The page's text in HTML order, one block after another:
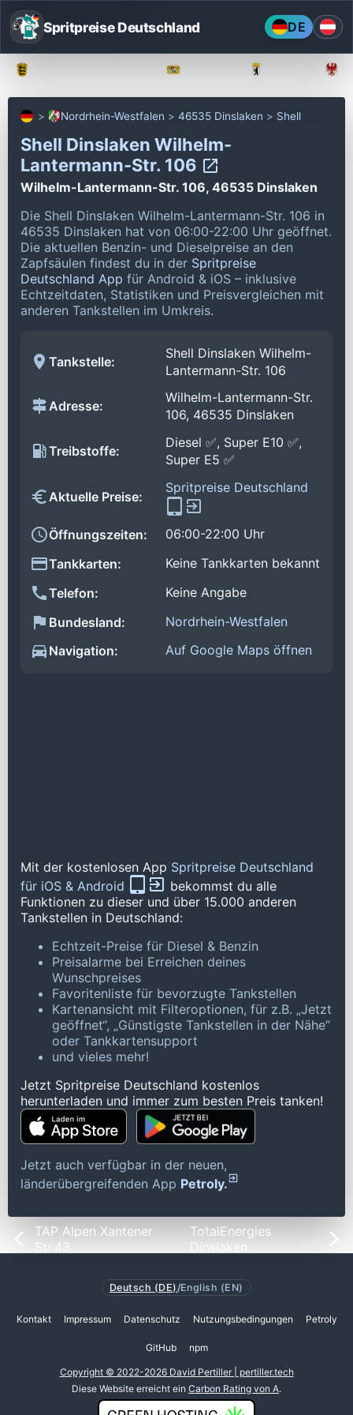
Spritpreise Deutschland DE
Nordrhein-Westfalen 46535 Dinslaken Shell
Shell Dinslaken Wilhelm-
Lantermann-Str. 106
Wilhelm-Lantermann-Str. 106, 46535 Dinslaken
Die Shell Dinslaken Wilhelm-Lantermann-Str. 106 in
46535 Dinslaken hat von 06:00-22:00 Uhr geöffnet.
Die aktuellen Benzin- und Dieselpreise an den
Zapfsäulen findest du in der Spritpreise
Deutschland App für Android & iOS – inklusive
Echtzeitdaten, Statistiken und Preisvergleichen mit
anderen Tankstellen im Umkreis.
Tankstelle:
Shell Dinslaken Wilhelm-
Lantermann-Str. 106
Adresse:
Wilhelm-Lantermann-Str.
106, 46535 Dinslaken
Treibstoffe:
Diesel ✅, Super E10 ✅,
Super E5 ✅
Aktuelle Preise:
Spritpreise Deutschland
Öffnungszeiten:
06:00-22:00 Uhr
Tankkarten:
Keine Tankkarten bekannt
Telefon:
Keine Angabe
Bundesland:
Nordrhein-Westfalen
Navigation:
Auf Google Maps öffnen
Mit der kostenlosen App Spritpreise Deutschland
für iOS & Android
bekommst du alle
Funktionen zu dieser und über 15.000 anderen
Tankstellen in Deutschland:
Echtzeit-Preise für Diesel & Benzin
Preisalarme bei Erreichen deines
Wunschpreises
Favoritenliste für bevorzugte Tankstellen
Kartenansicht mit Filteroptionen, für z.B. „Jetzt
geöffnet“, „Günstigste Tankstellen in der Nähe“
oder Tankkartensupport
und vieles mehr!
Jetzt Spritpreise Deutschland kostenlos
herunterladen und immer zum besten Preis tanken!
Jetzt auch verfügbar in der neuen,
länderübergreifenden App Petroly.
TAP Alpen Xantener
Str.43
TotalEnergies
Dinslaken
Deutsch (DE) /English (EN)
Kontakt Impressum Datenschutz Nutzungsbedingungen Petroly
GitHub npm
Copyright © 2022-2026 David Pertiller | pertiller.tech
Diese Website erreicht ein Carbon Rating von A.